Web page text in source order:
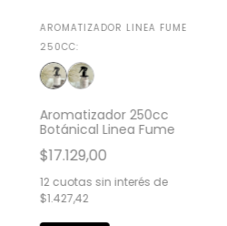
AROMATIZADOR LINEA FUME
250CC:
Aromatizador 250cc
Botánical Linea Fume
$17.129,00
12 cuotas sin interés de
$1.427,42